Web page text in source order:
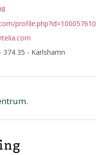
374 35 - Karlshamn